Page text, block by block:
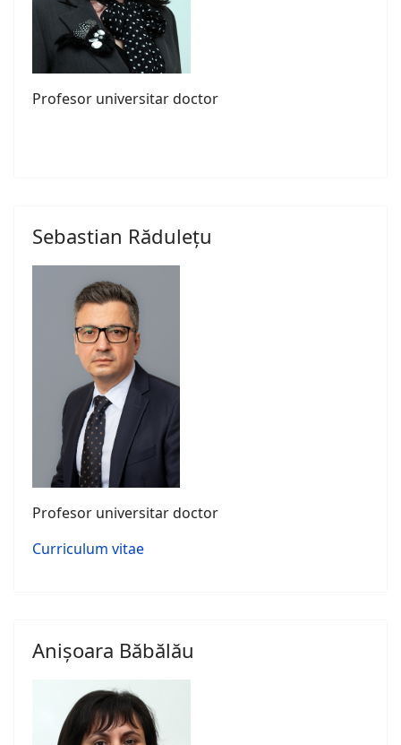
Profesor universitar doctor
Sebastian Rădulețu
Profesor universitar doctor
Curriculum vitae
Anișoara Băbălău